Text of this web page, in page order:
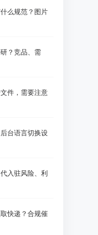
么规范？图片
？竞品、需
件，需要注意
台语言切换设
入驻风险、利
快递？合规催